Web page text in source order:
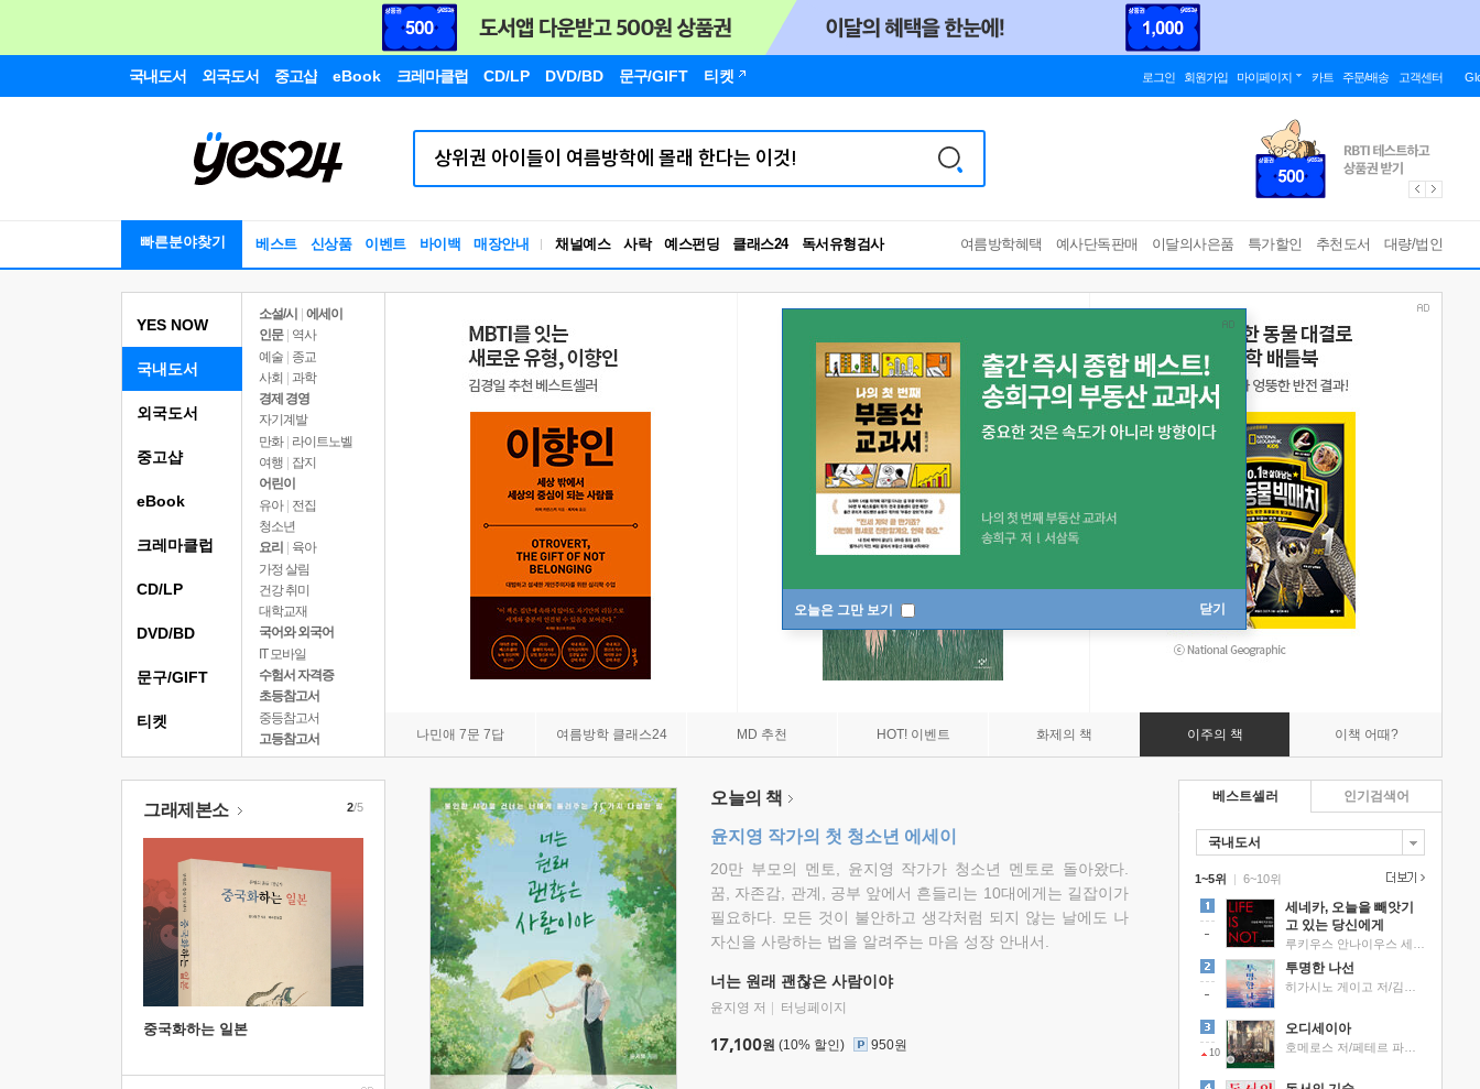
국내도서 외국도서 중고샵 eBook 크레마클럽 CD/LP DVD/BD 문구/GIFT 티켓 로그인 회원가입 마이페이지 카트 주문/배송 고객센터
빠른분야찾기 베스트 신상품 이벤트 바이백 매장안내 채널예스 사락 예스펀딩 클래스24
RBTI Lab
독서유형검사
여름방학혜택 예사단독판매 이달의사은품 특가할인 추천도서 대량/법인
오늘은 그만 보기 닫기
YES NOW
국내도서
소설/시
에세이
인문
역사
예술 | 종교
사회 | 과학
경제 경영
자기계발
만화 | 라이트노벨
여행
잡지
어린이
유아 | 전집
청소년
요리
육아
가정 살림
건강 취미
대학교재
국어와 외국어
IT 모바일
수험서 자격증
초등참고서
중등참고서
고등참고서
나민애 7문 7답 여름방학 클래스24 MD 추천 HOT! 이벤트 화제의 책 이주의 책 이책 어때?
외국도서
중고샵
eBook
크레마클럽
CD/LP
DVD/BD
문구/GIFT
티켓
그래제본소
중국화하는 일본
2/5 오늘의 책
윤지영 작가의 첫 청소년 에세이
20만 부모의 멘토, 윤지영 작가가 청소년 멘토로 돌아왔다.
꿈, 자존감, 관계, 공부 앞에서 흔들리는 10대에게는 길잡이가
필요하다. 모든 것이 불안하고 생각처럼 되지 않는 날에도 나
자신을 사랑하는 법을 알려주는 마음 성장 안내서.
너는 원래 괜찮은 사람이야
윤지영 저 터닝페이지
17,100원 (10% 할인) 950원
베스트셀러
국내도서
1~5위 |
세네카, 오늘을 빼앗기
고 있는 당신에게
투명한 나선
10
오디세이아
6~10위
인기검색어